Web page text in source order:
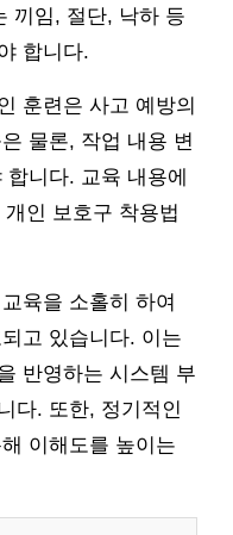
끼임, 절단, 낙하 등
합니다.
훈련은 사고 예방의
물론, 작업 내용 변
니다. 교육 내용에
인 보호구 착용법
육을 소홀히 하여
고 있습니다. 이는
반영하는 시스템 부
다. 또한, 정기적인
이해도를 높이는